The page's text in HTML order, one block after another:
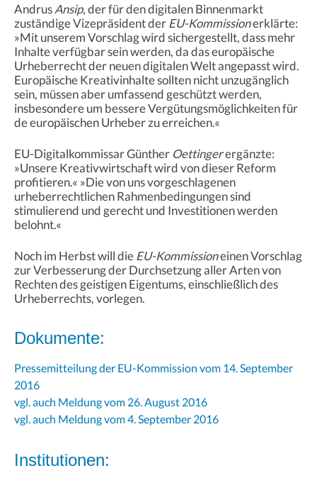
AndrusAnsip, der für den digitalen Binnenmarkt
zuständige Vizepräsident derEU-Kommissionerklärte:
»Mit unserem Vorschlag wird sichergestellt, dass mehr
Inhalte verfügbar sein werden, da das europäische
Urheberrecht der neuen digitalen Welt angepasst wird.
Europäische Kreativinhalte sollten nicht unzugänglich
sein, müssen aber umfassend geschützt werden,
insbesondere um bessere Vergütungsmöglichkeiten für
de europäischen Urheber zu erreichen.«
EU-Digitalkommissar Günther Oettingerergänzte:
»Unsere Kreativwirtschaft wird von dieser Reform
profitieren.« »Die von uns vorgeschlagenen
urheberrechtlichen Rahmenbedingungen sind
stimulierend und gerecht und Investitionen werden
belohnt.«
Noch im Herbst will dieEU-Kommissioneinen Vorschlag
zur Verbesserung der Durchsetzung aller Arten von
Rechten des geistigen Eigentums, einschließlich des
Urheberrechts, vorlegen.
Dokumente:
Pressemitteilung der EU-Kommission vom 14. September
2016
vgl. auch Meldung vom 26. August 2016
vgl. auch Meldung vom 4. September 2016
Institutionen: